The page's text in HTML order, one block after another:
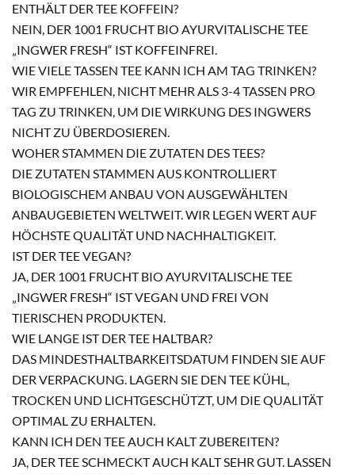
ENTHÄLT DER TEE KOFFEIN?
NEIN, DER 1001 FRUCHT BIO AYURVITALISCHE TEE
„INGWER FRESH“ IST KOFFEINFREI.
WIE VIELE TASSEN TEE KANN ICH AM TAG TRINKEN?
WIR EMPFEHLEN, NICHT MEHR ALS 3-4 TASSEN PRO
TAG ZU TRINKEN, UM DIE WIRKUNG DES INGWERS
NICHT ZU ÜBERDOSIEREN.
WOHER STAMMEN DIE ZUTATEN DES TEES?
DIE ZUTATEN STAMMEN AUS KONTROLLIERT
BIOLOGISCHEM ANBAU VON AUSGEWÄHLTEN
ANBAUGEBIETEN WELTWEIT. WIR LEGEN WERT AUF
HÖCHSTE QUALITÄT UND NACHHALTIGKEIT.
IST DER TEE VEGAN?
JA, DER 1001 FRUCHT BIO AYURVITALISCHE TEE
„INGWER FRESH“ IST VEGAN UND FREI VON
TIERISCHEN PRODUKTEN.
WIE LANGE IST DER TEE HALTBAR?
DAS MINDESTHALTBARKEITSDATUM FINDEN SIE AUF
DER VERPACKUNG. LAGERN SIE DEN TEE KÜHL,
TROCKEN UND LICHTGESCHÜTZT, UM DIE QUALITÄT
OPTIMAL ZU ERHALTEN.
KANN ICH DEN TEE AUCH KALT ZUBEREITEN?
JA, DER TEE SCHMECKT AUCH KALT SEHR GUT. LASSEN